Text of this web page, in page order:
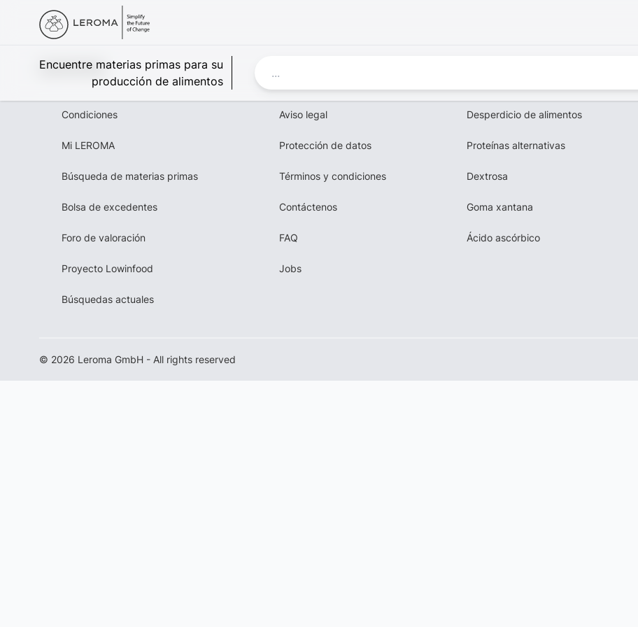
Encuentre materias primas para su
producción de alimentos
Leroma
Condiciones
Mi LEROMA
Búsqueda de materias primas
Bolsa de excedentes
Foro de valoración
Proyecto Lowinfood
Búsquedas actuales
Aviso legal
Protección de datos
Términos y condiciones
Contáctenos
FAQ
Jobs
Desperdicio de alimentos
Proteínas alternativas
Dextrosa
Goma xantana
Ácido ascórbico
© 2026 Leroma GmbH - All rights reserved